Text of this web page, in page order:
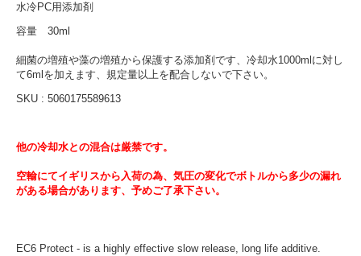
水冷PC用添加剤
容量 30ml
細菌の増殖や藻の増殖から保護する添加剤です、冷却水1000mlに対し
て6mlを加えます、規定量以上を配合しないで下さい。
SKU : 5060175589613
他の冷却水との混合は厳禁です。
空輸にてイギリスから入荷の為、気圧の変化でボトルから多少の漏れ
がある場合があります、予めご了承下さい。
EC6 Protect - is a highly effective slow release, long life additive.